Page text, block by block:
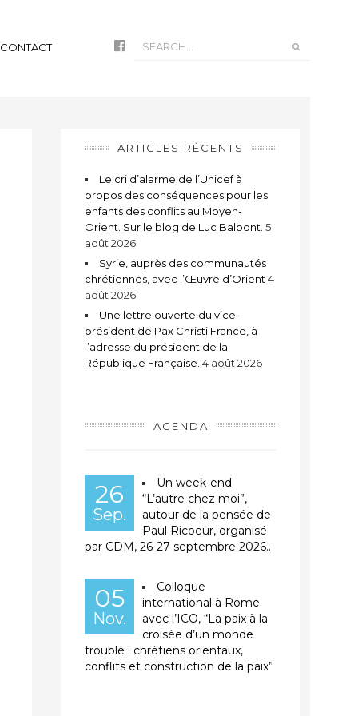
CONTACT
ARTICLES RÉCENTS
Le cri d’alarme de l’Unicef à
propos des conséquences pour les
enfants des conflits au Moyen-
Orient. Sur le blog de Luc Balbont. 5
août 2026
Syrie, auprès des communautés
chrétiennes, avec l’Œuvre d’Orient 4
août 2026
Une lettre ouverte du vice-
président de Pax Christi France, à
l’adresse du président de la
République Française. 4 août 2026
AGENDA
26
Sep.
Un week-end
“L’autre chez moi”,
autour de la pensée de
Paul Ricoeur, organisé
par CDM, 26-27 septembre 2026..
05
Nov.
Colloque
international à Rome
avec l’ICO, “La paix à la
croisée d’un monde
troublé : chrétiens orientaux,
conflits et construction de la paix”